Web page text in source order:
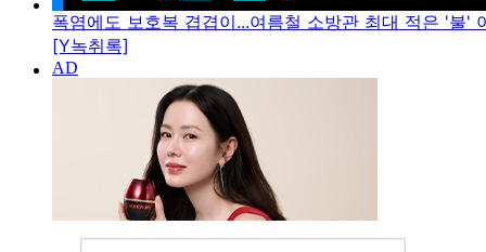
폭염에도 보호복 겹겹이...여름철 소방관 최대 적은 '불'
[Y녹취록]